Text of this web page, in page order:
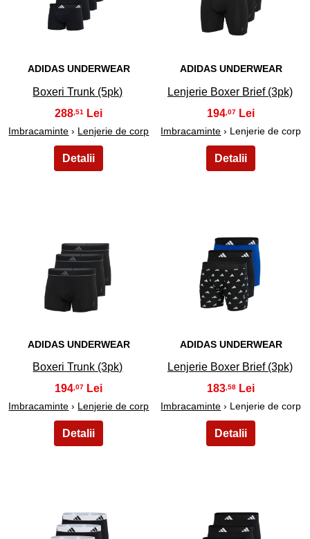
5
ADIDAS UNDERWEAR
Boxeri Trunk (5pk)
288 ,51
Imbracaminte › Lenjerie de corp
ADIDAS UNDERWEAR
Lenjerie Boxer Brief (3pk)
194 ,07
Imbracaminte › Lenjerie de corp
ADIDAS UNDERWEAR
Boxeri Trunk (3pk)
194,07
Imbracaminte › Lenjerie de corp
8
ADIDAS UNDERWEAR
Lenjerie Boxer Brief (3pk)
183,58
Imbracaminte › Lenjerie de corp